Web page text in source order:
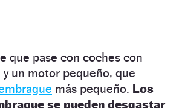
que pase con coches con
un motor pequeño, que
más pequeño. Los
se pueden desgastar